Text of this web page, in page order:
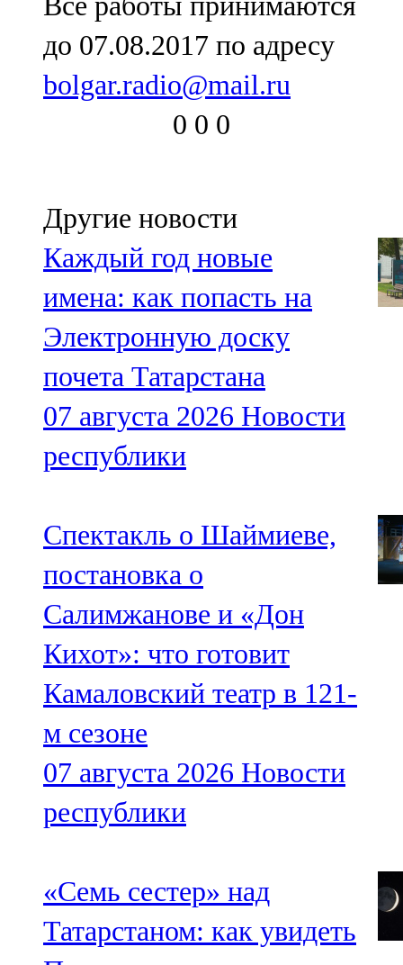
до 07.08.2017 по адресу
bolgar.radio@mail.ru
0 0 0
Другие новости
Каждый год новые
имена: как попасть на
Электронную доску
почета Татарстана
07 августа 2026 Новости
республики
Спектакль о Шаймиеве,
постановка о
Салимжанове и «Дон
Кихот»: что готовит
Камаловский театр в 121-
м сезоне
07 августа 2026 Новости
республики
«Семь сестер» над
Татарстаном: как увидеть